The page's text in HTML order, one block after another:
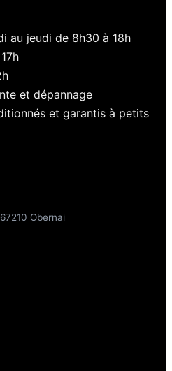
au jeudi de 8h30 à 18h
et dépannage
et garantis à petits
Obernai